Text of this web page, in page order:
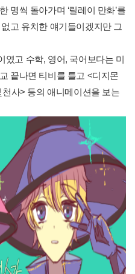
명씩 돌아가며 ‘릴레이 만화’를
고 유치한 얘기들이겠지만 그
였고 수학, 영어, 국어보다는 미
끝나면 티비를 틀고 <디지몬
사> 등의 애니메이션을 보는